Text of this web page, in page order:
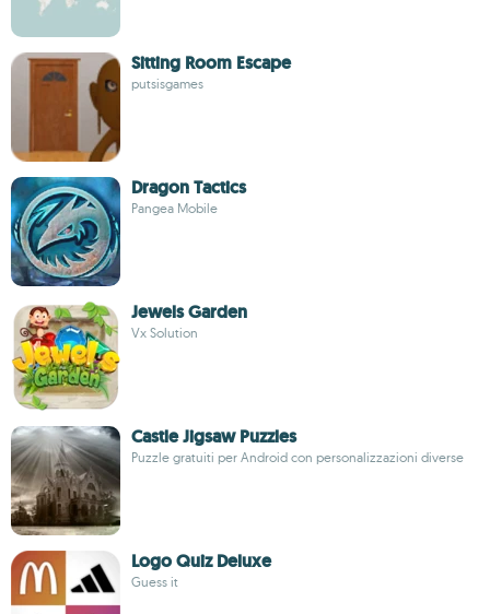
Sitting Room Escape
putsisgames
Dragon Tactics
Pangea Mobile
Jewels Garden
Vx Solution
Castle Jigsaw Puzzles
Puzzle gratuiti per Android con personalizzazioni diverse
Logo Quiz Deluxe
Guess it